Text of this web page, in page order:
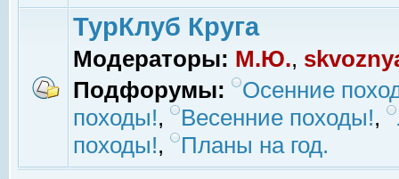
ТурКлуб Круга
Модераторы: М.Ю.,
Подфорумы:
Осенние
походы!, Весенние походы!,
походы!, Планы на год.